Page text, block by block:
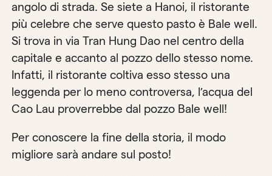
angolo di strada. Se siete a Hanoi, il ristorante
più celebre che serve questo pasto è Bale well.
Si trova in via Tran Hung Dao nel centro della
capitale e accanto al pozzo dello stesso nome.
Infatti, il ristorante coltiva esso stesso una
leggenda per lo meno controversa, l’acqua del
Cao Lau proverrebbe dal pozzo Bale well!
Per conoscere la fine della storia, il modo
migliore sarà andare sul posto!